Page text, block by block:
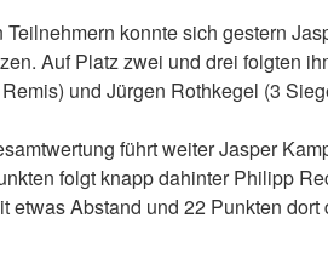
Teilnehmern konnte sich gestern
Auf Platz zwei und drei folgten
und Jürgen Rothkegel (3
führt weiter Jasper
folgt knapp dahinter Philipp
etwas Abstand und 22 Punkten dort